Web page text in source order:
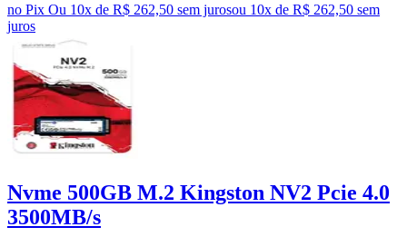
no Pix Ou 10x de R$ 262,50 sem jurosou 10x de R$ 262,50 sem
juros
Nvme 500GB M.2 Kingston NV2 Pcie 4.0
3500MB/s